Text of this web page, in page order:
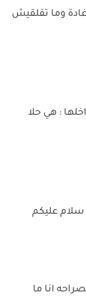
غادة وما تقلقيش
: هي حلا
عليكم
انا ما